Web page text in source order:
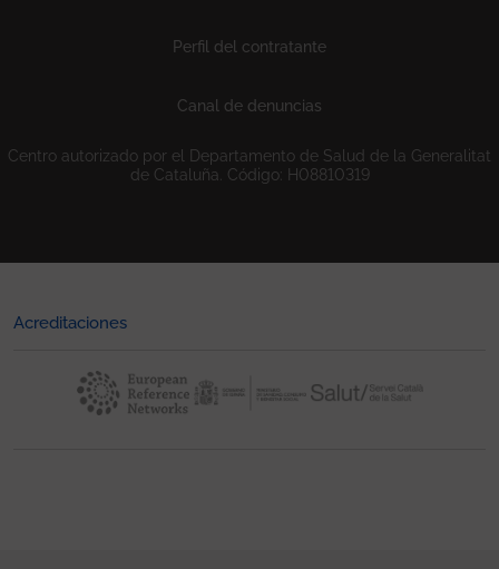
Perfil del contratante
Canal de denuncias
Centro autorizado por el Departamento de Salud de la Generalitat
de Cataluña. Código: H08810319
Acreditaciones